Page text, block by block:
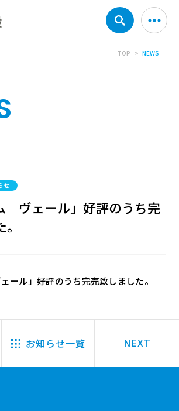
TOP NEWS
せ
ヴェール」好評のうち完
ール」好評のうち完売致しました。
お知らせ一覧